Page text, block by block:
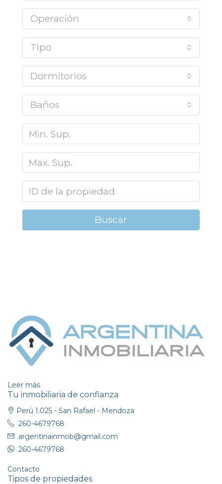
Operación
Tipo
Dormitorios
Baños
Buscar
Leer más
Tu inmobiliaria de confianza
Perú 1.025 - San Rafael - Mendoza
260-4679768
argentinainmob@gmail.com
260-4679768
Contacto
Tipos de propiedades